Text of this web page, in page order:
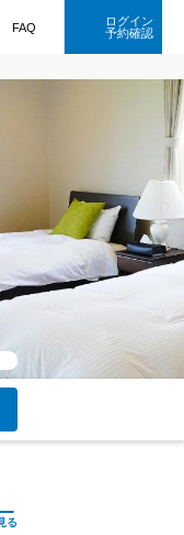
FAQ
ログイン
予約確認